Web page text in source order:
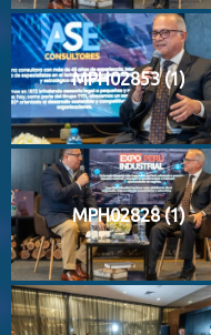
MPH02853 (1)
MPH02828 (1)